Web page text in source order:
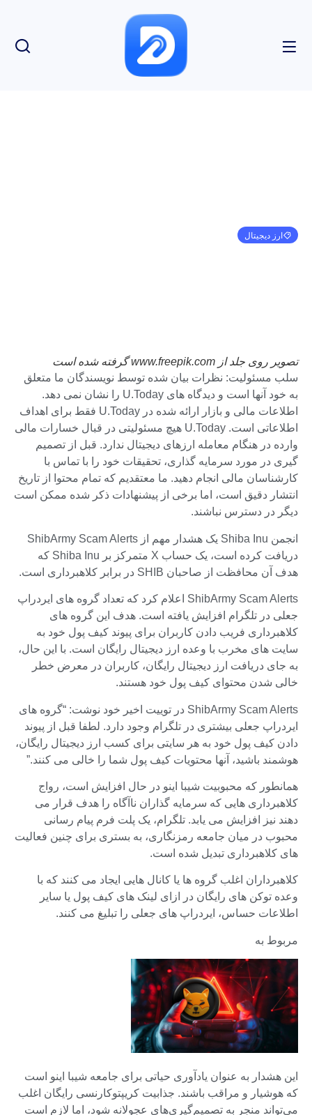
ارز دیجیتال
تصویر روی جلد از www.freepik.com گرفته شده است
سلب مسئولیت: نظرات بیان شده توسط نویسندگان ما متعلق
به خود آنها است و دیدگاه های U.Today را نشان نمی دهد.
اطلاعات مالی و بازار ارائه شده در U.Today فقط برای اهداف
اطلاعاتی است. U.Today هیچ مسئولیتی در قبال خسارات مالی
وارده در هنگام معامله ارزهای دیجیتال ندارد. قبل از تصمیم
گیری در مورد سرمایه گذاری، تحقیقات خود را با تماس با
کارشناسان مالی انجام دهید. ما معتقدیم که تمام محتوا از تاریخ
انتشار دقیق است، اما برخی از پیشنهادات ذکر شده ممکن است
دیگر در دسترس نباشند.
انجمن Shiba Inu یک هشدار مهم از ShibArmy Scam Alerts
دریافت کرده است، یک حساب X متمرکز بر Shiba Inu که
هدف آن محافظت از صاحبان SHIB در برابر کلاهبرداری است.
ShibArmy Scam Alerts اعلام کرد که تعداد گروه های ایردراپ
جعلی در تلگرام افزایش یافته است. هدف این گروه های
کلاهبرداری فریب دادن کاربران برای پیوند کیف پول خود به
سایت های مخرب با وعده ارز دیجیتال رایگان است. با این حال،
به جای دریافت ارز دیجیتال رایگان، کاربران در معرض خطر
خالی شدن محتوای کیف پول خود هستند.
ShibArmy Scam Alerts در توییت اخیر خود نوشت: “گروه های
ایردراپ جعلی بیشتری در تلگرام وجود دارد. لطفا قبل از پیوند
دادن کیف پول خود به هر سایتی برای کسب ارز دیجیتال رایگان،
هوشمند باشید، آنها محتویات کیف پول شما را خالی می کنند.”
همانطور که محبوبیت شیبا اینو در حال افزایش است، رواج
کلاهبرداری هایی که سرمایه گذاران ناآگاه را هدف قرار می
دهند نیز افزایش می یابد. تلگرام، یک پلت فرم پیام رسانی
محبوب در میان جامعه رمزنگاری، به بستری برای چنین فعالیت
های کلاهبرداری تبدیل شده است.
کلاهبرداران اغلب گروه ها یا کانال هایی ایجاد می کنند که با
وعده توکن های رایگان در ازای لینک های کیف پول یا سایر
اطلاعات حساس، ایردراپ های جعلی را تبلیغ می کنند.
مربوط به
این هشدار به عنوان یادآوری حیاتی برای جامعه شیبا اینو است
که هوشیار و مراقب باشند. جذابیت کریپتوکارنسی رایگان اغلب
می‌تواند منجر به تصمیم‌گیری‌های عجولانه شود، اما لازم است